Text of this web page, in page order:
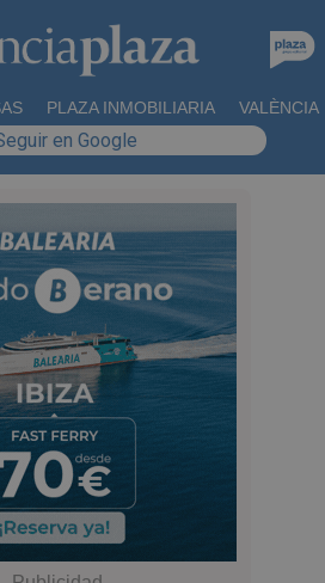
PLAZA INMOBILIARIA VALÈNCIA
en Google